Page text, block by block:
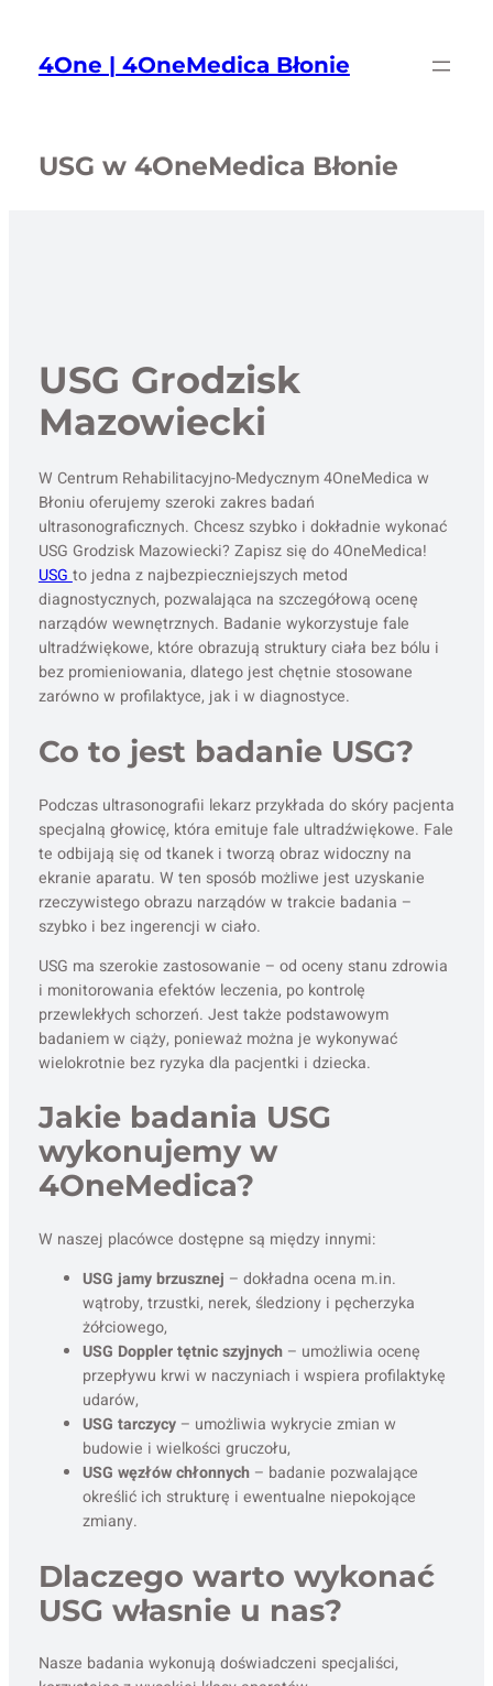
treści4One | 4OneMedica Błonie
USG w 4OneMedica Błonie
USG Grodzisk
Mazowiecki
W Centrum Rehabilitacyjno-Medycznym 4OneMedica w
Błoniu oferujemy szeroki zakres badań
ultrasonograficznych. Chcesz szybko i dokładnie wykonać
USG Grodzisk Mazowiecki? Zapisz się do 4OneMedica!
USGto jedna z najbezpieczniejszych metod
diagnostycznych, pozwalająca na szczegółową ocenę
narządów wewnętrznych. Badanie wykorzystuje fale
ultradźwiękowe, które obrazują struktury ciała bez bólu i
bez promieniowania, dlatego jest chętnie stosowane
zarówno w profilaktyce, jak i w diagnostyce.
Co to jest badanie USG?
Podczas ultrasonografii lekarz przykłada do skóry pacjenta
specjalną głowicę, która emituje fale ultradźwiękowe. Fale
te odbijają się od tkanek i tworzą obraz widoczny na
ekranie aparatu. W ten sposób możliwe jest uzyskanie
rzeczywistego obrazu narządów w trakcie badania –
szybko i bez ingerencji w ciało.
USG ma szerokie zastosowanie – od oceny stanu zdrowia
i monitorowania efektów leczenia, po kontrolę
przewlekłych schorzeń. Jest także podstawowym
badaniem w ciąży, ponieważ można je wykonywać
wielokrotnie bez ryzyka dla pacjentki i dziecka.
Jakie badania USG
wykonujemy w
4OneMedica?
W naszej placówce dostępne są między innymi:
USG jamy brzusznej – dokładna ocena m.in.
wątroby, trzustki, nerek, śledziony i pęcherzyka
żółciowego,
USG Doppler tętnic szyjnych– umożliwia ocenę
przepływu krwi w naczyniach i wspiera profilaktykę
udarów,
USG tarczycy– umożliwia wykrycie zmian w
budowie i wielkości gruczołu,
USG węzłów chłonnych– badanie pozwalające
określić ich strukturę i ewentualne niepokojące
zmiany.
Dlaczego warto wykonać
USG własnie u nas?
Nasze badania wykonują doświadczeni specjaliści,